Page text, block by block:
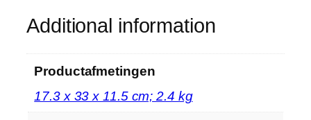
Additional information
Productafmetingen
‎17.3 x 33 x 11.5 cm; 2.4 kg